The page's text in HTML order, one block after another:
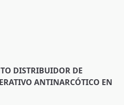
DISTRIBUIDOR DE
ANTINARCÓTICO EN